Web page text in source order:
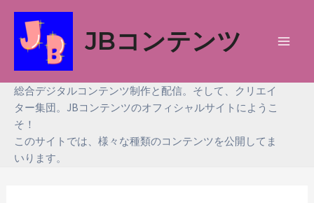
キ
JBコンテンツ
総合デジタルコンテンツ制作と配信。そして、クリエイ
ター集団。JBコンテンツのオフィシャルサイトにようこ
そ！
このサイトでは、様々な種類のコンテンツを公開してま
いります。